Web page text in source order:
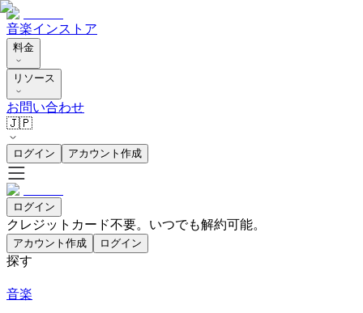
音楽インストア
料金
リソース
お問い合わせ
🇯🇵
ログイン アカウント作成
ログイン
クレジットカード不要。いつでも解約可能。
アカウント作成 ログイン
探す
音楽